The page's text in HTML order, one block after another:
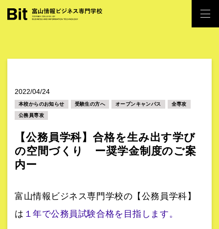
2022/04/24
本校からのお知らせ 受験生の方へ オープンキャンパス 全専攻
公務員専攻
【公務員学科】合格を生み出す学び
の空間づくり ー奨学金制度のご案
内ー
富山情報ビジネス専門学校の【公務員学科】
は １年で公務員試験合格を目指します。